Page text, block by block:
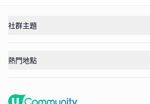
社群主題
熱門地點